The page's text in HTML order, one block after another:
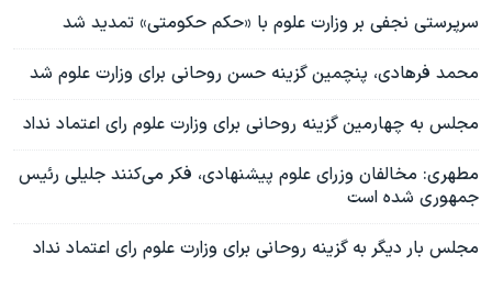
سرپرستی نجفی بر وزارت علوم با «حکم حکومتی» تمدید شد
محمد فرهادی، پنچمین گزینه حسن روحانی برای وزارت علوم شد
مجلس به چهارمین گزینه روحانی برای وزارت علوم رای اعتماد نداد
مطهری: مخالفان وزرای علوم پیشنهادی، فکر می‌کنند جلیلی رئیس
جمهوری شده است
مجلس بار دیگر به گزینه روحانی برای وزارت علوم رای اعتماد نداد